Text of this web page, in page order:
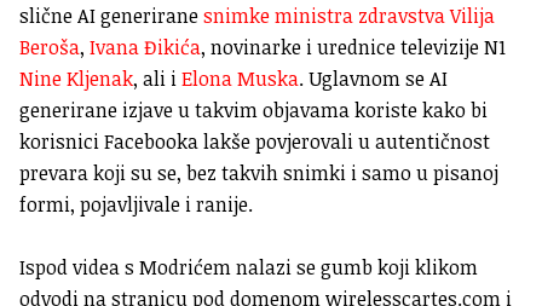
slične AI generiranesnimke ministra zdravstva Vilija
Beroša, Ivana Đikića, novinarke i urednice televizije N1
Nine Kljenak, ali iElona Muska. Uglavnom se AI
generirane izjave u takvim objavama koriste kako bi
korisnici Facebooka lakše povjerovali u autentičnost
prevara koji su se, bez takvih snimki i samo u pisanoj
formi, pojavljivale i ranije.
Ispod videa s Modrićem nalazi se gumb koji klikom
odvodi na stranicu pod domenom wirelesscartes.com i